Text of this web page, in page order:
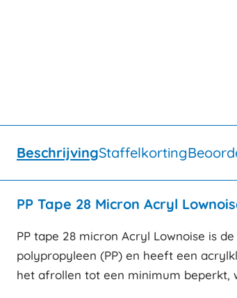
BeschrijvingStaffelkorting
PP Tape 28 Micron Acryl
PP tape 28 micron Acryl Lownoise is
polypropyleen (PP) en heeft een
het afrollen tot een minimum beperkt,